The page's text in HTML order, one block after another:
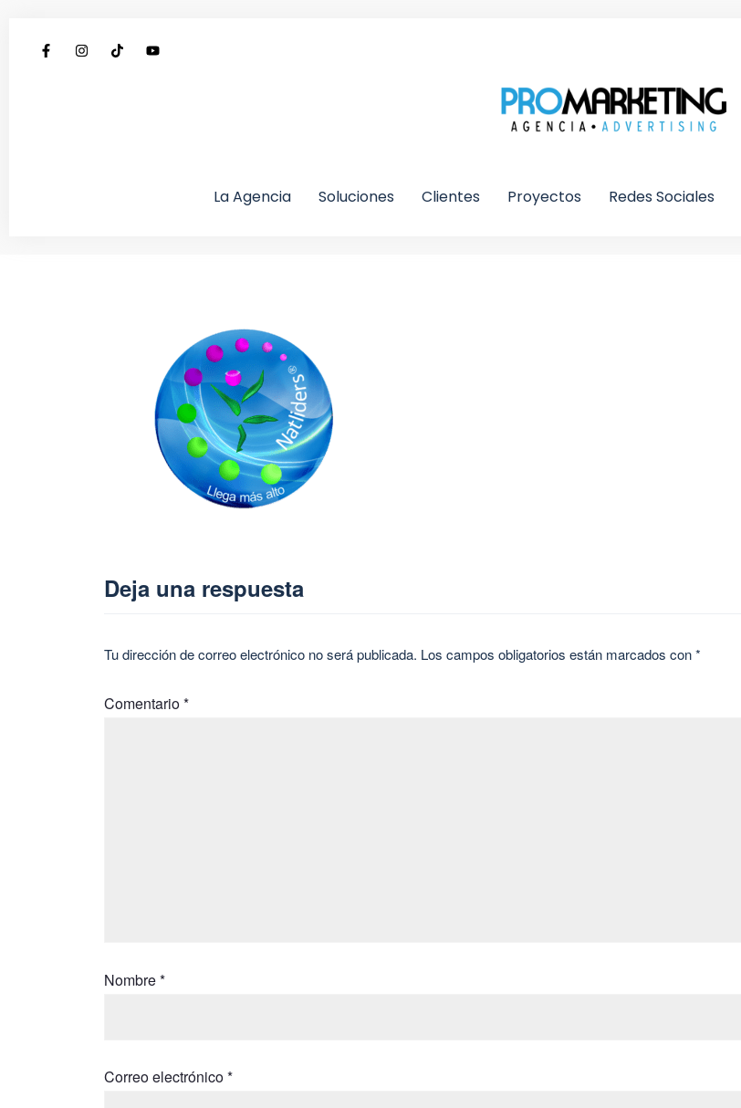
La Agencia Soluciones Clientes Proyectos Redes Sociales
Deja una respuesta
Tu dirección de correo electrónico no será publicada. Los campos obligatorios están marcados con*
Comentario*
Nombre*
Correo electrónico*